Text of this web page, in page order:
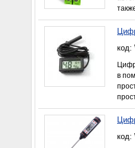
код:
в
код: